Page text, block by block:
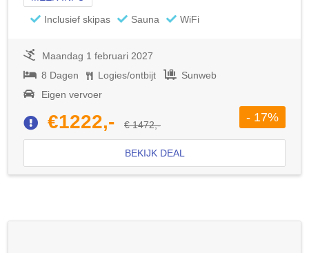
Inclusief skipas
Sauna WiFi
Maandag 1 februari 2027
8 Dagen
Logies/ontbijt
Sunweb
Eigen vervoer
€1222,- € 1472,-
- 17%
BEKIJK DEAL